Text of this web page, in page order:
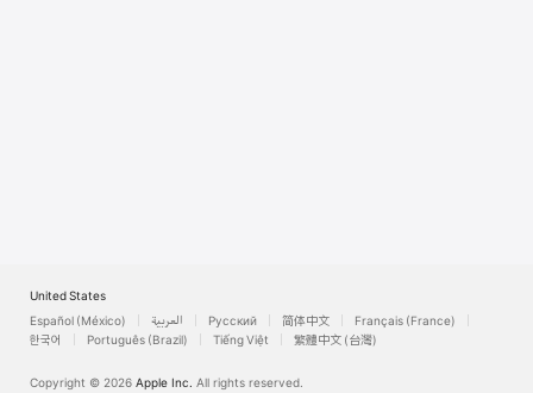
United States
Español (México)
العربية Русский 简体中文
Français (France)
한국어
Português (Brazil) Tiếng Việt 繁體中文 (台灣)
Copyright © 2026 Apple Inc. All rights reserved.